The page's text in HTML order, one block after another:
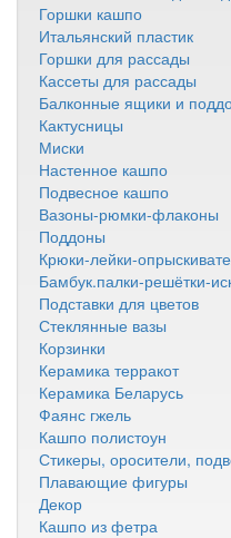
Горшки кашпо
Итальянский пластик
Горшки для рассады
Кассеты для рассады
Балконные ящики и
Кактусницы
Миски
Настенное кашпо
Подвесное кашпо
Вазоны-рюмки-флаконы
Поддоны
Крюки-лейки-
Бамбук.палки-решётки-
Подставки для цветов
Стеклянные вазы
Корзинки
Керамика терракот
Керамика Беларусь
Фаянс гжель
Кашпо полистоун
Стикеры, оросители,
Плавающие фигуры
Декор
Кашпо из фетра